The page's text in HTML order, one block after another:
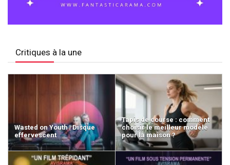
Critiques à la une
Wasted on Youth | Disque
effervescent
Tapis de course : comment
choisir le meilleur modèle
pour la maison ?